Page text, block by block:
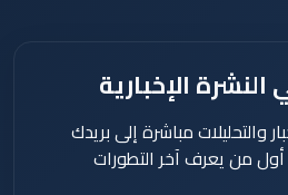
الإخبارية
والتحليلات مباشرة إلى بريدك
أول من يعرف آخر التطورات